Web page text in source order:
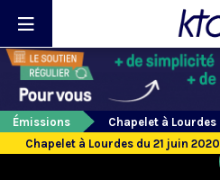
Émissions
Chapelet à Lourdes
Chapelet à Lourdes du 21 juin 2020